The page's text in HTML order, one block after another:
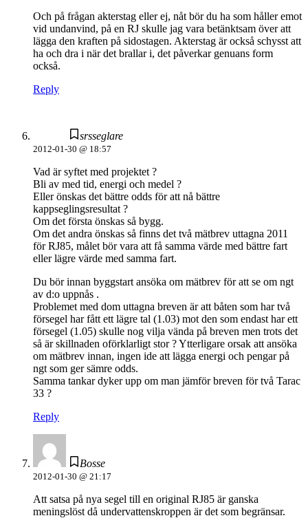
Och på frågan akterstag eller ej, nåt bör du ha som håller emot
vid undanvind, på en RJ skulle jag vara betänktsam över att
lägga den kraften på sidostagen. Akterstag är också schysst att
ha och dra i när det brallar i, det påverkar genuans form
också.
Reply
srsseglare
2012-01-30 @ 18:57
Vad är syftet med projektet ?
Bli av med tid, energi och medel ?
Eller önskas det bättre odds för att nå bättre
kappseglingsresultat ?
Om det första önskas så bygg.
Om det andra önskas så finns det två mätbrev uttagna 2011
för RJ85, målet bör vara att få samma värde med bättre fart
eller lägre värde med samma fart.
Du bör innan byggstart ansöka om mätbrev för att se om ngt
av d:o uppnås .
Problemet med dom uttagna breven är att båten som har två
försegel har fått ett lägre tal (1.03) mot den som endast har ett
försegel (1.05) skulle nog vilja vända på breven men trots det
så är skillnaden oförklarligt stor ? Ytterligare orsak att ansöka
om mätbrev innan, ingen ide att lägga energi och pengar på
ngt som ger sämre odds.
Samma tankar dyker upp om man jämför breven för två Tarac
33 ?
Reply
Bosse
2012-01-30 @ 21:17
Att satsa på nya segel till en original RJ85 är ganska
meningslöst då undervattenskroppen är det som begränsar.